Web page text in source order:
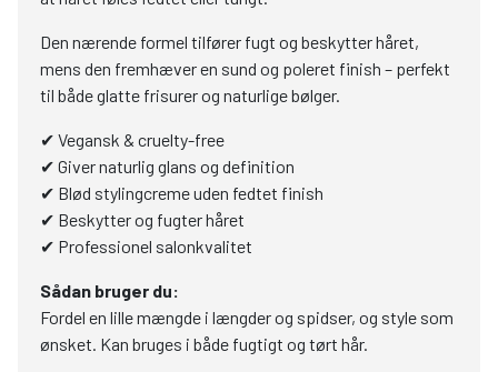
Den nærende formel tilfører fugt og beskytter håret,
mens den fremhæver en sund og poleret finish – perfekt
til både glatte frisurer og naturlige bølger.
✔ Vegansk & cruelty-free
✔ Giver naturlig glans og definition
✔ Blød stylingcreme uden fedtet finish
✔ Beskytter og fugter håret
✔ Professionel salonkvalitet
Sådan bruger du:
Fordel en lille mængde i længder og spidser, og style som
ønsket. Kan bruges i både fugtigt og tørt hår.